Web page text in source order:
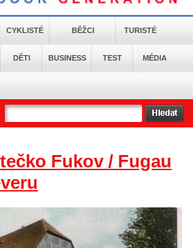
CYKLISTÉ BĚŽCI TURISTÉ
DĚTI BUSINESS TEST MÉDIA
Fukov / Fugau